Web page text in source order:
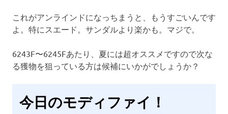
これがアンラインドになっちまうと、もうすごいんです
よ。特にスエード。サンダルより楽かも。マジで。
6243F〜6245Fあたり、夏には超オススメですので次な
る獲物を狙っている方は候補にいかがでしょうか？
今日のモディファイ！